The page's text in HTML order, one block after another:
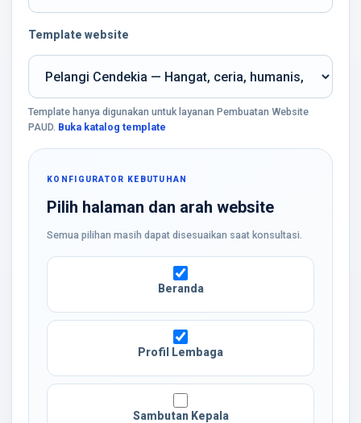
Template website
Template hanya digunakan untuk layanan Pembuatan Website
PAUD. Buka katalog template
KONFIGURATOR KEBUTUHAN
Pilih halaman dan arah website
Semua pilihan masih dapat disesuaikan saat konsultasi.
Beranda
Profil Lembaga
Sambutan Kepala